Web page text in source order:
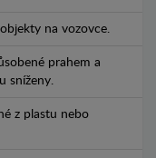
na vozovce.
prahem a
sníženy.
z plastu nebo